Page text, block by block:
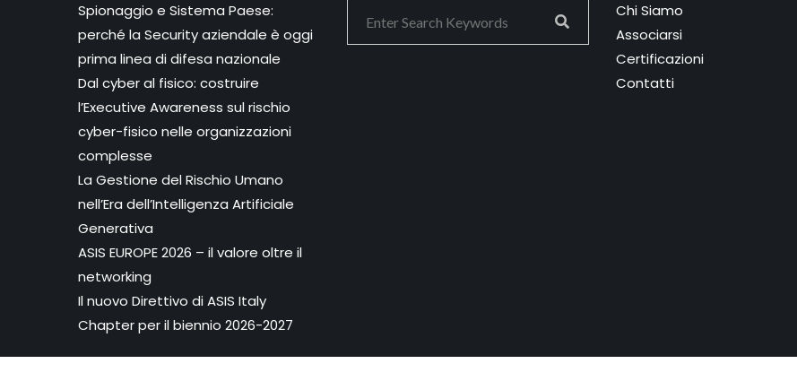
Spionaggio e Sistema Paese:
perché la Security aziendale è oggi
prima linea di difesa nazionale
Dal cyber al fisico: costruire
l’Executive Awareness sul rischio
cyber-fisico nelle organizzazioni
complesse
La Gestione del Rischio Umano
nell’Era dell’Intelligenza Artificiale
Generativa
ASIS EUROPE 2026 – il valore oltre il
networking
Il nuovo Direttivo di ASIS Italy
Chapter per il biennio 2026-2027
Chi Siamo
Associarsi
Certificazioni
Contatti